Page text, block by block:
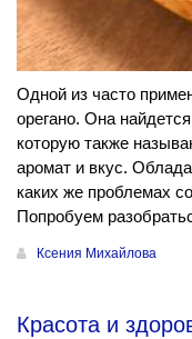
Одной из часто
орегано. Она
которую также
аромат и вкус.
каких же проблемах
Попробуем
Ксения Михайлова
Красота и